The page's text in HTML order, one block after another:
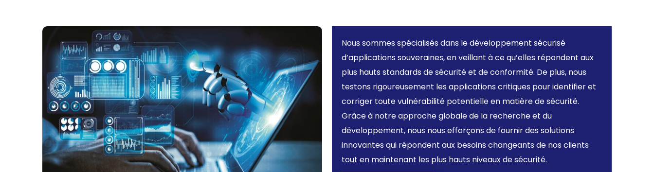
Nous sommes spécialisés dans le développement sécurisé
d’applications souveraines, en veillant à ce qu’elles répondent aux
plus hauts standards de sécurité et de conformité. De plus, nous
testons rigoureusement les applications critiques pour identifier et
corriger toute vulnérabilité potentielle en matière de sécurité.
Grâce à notre approche globale de la recherche et du
développement, nous nous efforçons de fournir des solutions
innovantes qui répondent aux besoins changeants de nos clients
tout en maintenant les plus hauts niveaux de sécurité.